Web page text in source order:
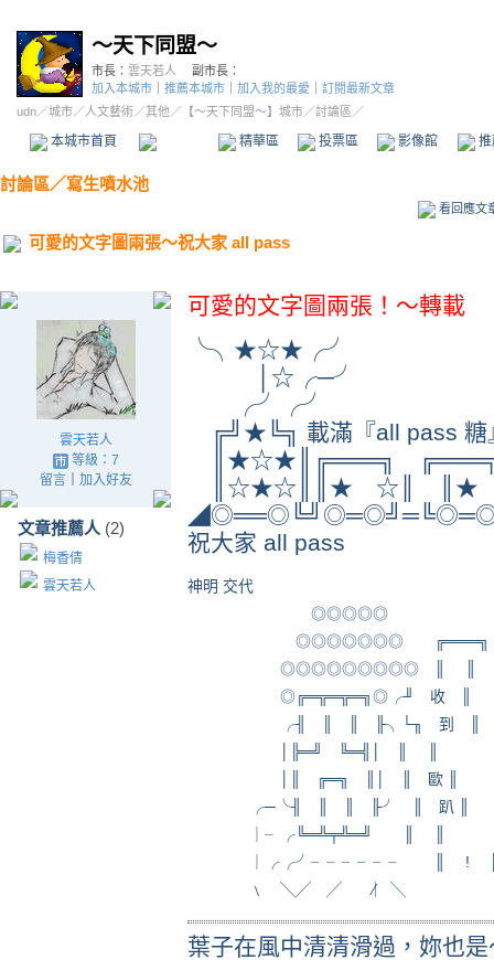
～天下同盟～
市長： 雲天若人
副市長：
加入本城市
推薦本城市 加入我的最愛
訂閱最新文章
udn／城市／人文藝術／其他 ／ 【～天下同盟～】城市／討論區／
本城市首頁 精華區 投票區 影像館
討論區／寫生噴水池
看回應文
可愛的文字圖兩張～祝大家 all pass
雲天若人
等級：7
留言｜ 加入好友
文章推薦人 (2)
梅香倩
雲天若人
可愛的文字圖兩張！～轉載
╰╮★☆★╭╯
│☆╭─╯
╭╯╭╯
╔╝★╚╗ 載滿『all pass 糖
║★☆★║╔═══╗
║☆★☆║║★ ☆║ ║★
祝大家 all pass
神明 交代
◎◎◎◎◎
◎◎◎◎◎◎◎ ╔═══╗
◎◎◎◎◎◎◎◎◎ ║ ║
◎╔═╦═╦═╗◎╭╜ 收 ║
╭╢ ║ ║ ╟╮└╖ 到 ║
│╠═╝ ╚═╣│ ║ ║
│║ ╔═╗ ║│ ║ 歐 ║
╭─╰╢ ║ ║ ╟╯ ║ 趴 ║
｜╴╭╚═╩╤╩═╝ ║ ║
｜╭╭╯╴╴╴╴╴╴ ║ !
﹨ ╲╱ ╱ ∕︳╲
葉子在風中清清滑過，妳也是